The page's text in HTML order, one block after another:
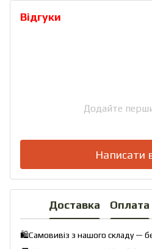
Відгуки
Додайте
Написати
Доставка Оплата
🛍️Самовивіз з нашого складу —